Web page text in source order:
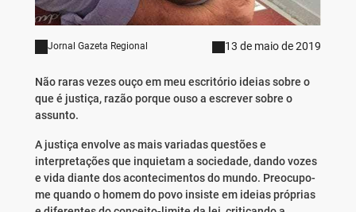
Jornal Gazeta Regional 13 de maio de 2019
Não raras vezes ouço em meu escritório ideias sobre o
que é justiça, razão porque ouso a escrever sobre o
assunto.
A justiça envolve as mais variadas questões e
interpretações que inquietam a sociedade, dando vozes
e vida diante dos acontecimentos do mundo. Preocupo-
me quando o homem do povo insiste em ideias próprias